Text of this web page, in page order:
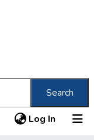
Search
Log In (current)